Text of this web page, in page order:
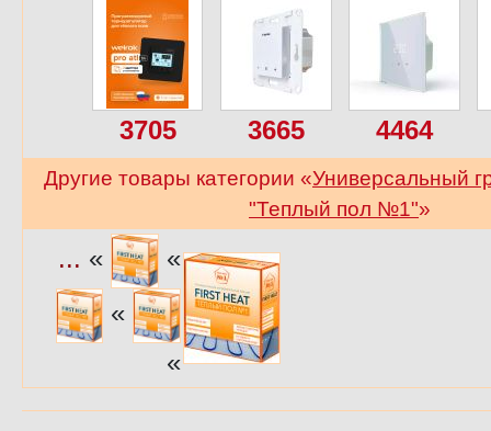
3705 3665 4464
Другие товары категории «Универсальный
"Теплый пол №1"»
... «
«
«
«